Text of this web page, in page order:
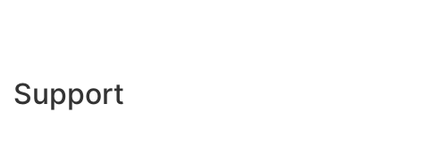
Support